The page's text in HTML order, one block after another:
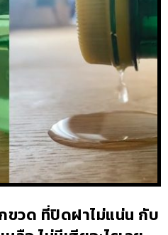
ขวด ที่ปิดฝาไม่แน่น กับ